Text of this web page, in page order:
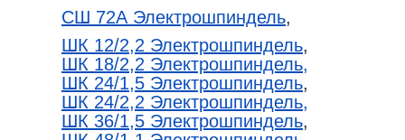
СШ 72А Электрошпиндель,
ШК 12/2,2 Электрошпиндель,
ШК 18/2,2 Электрошпиндель,
ШК 24/1,5 Электрошпиндель,
ШК 24/2,2 Электрошпиндель,
ШК 36/1,5 Электрошпиндель,